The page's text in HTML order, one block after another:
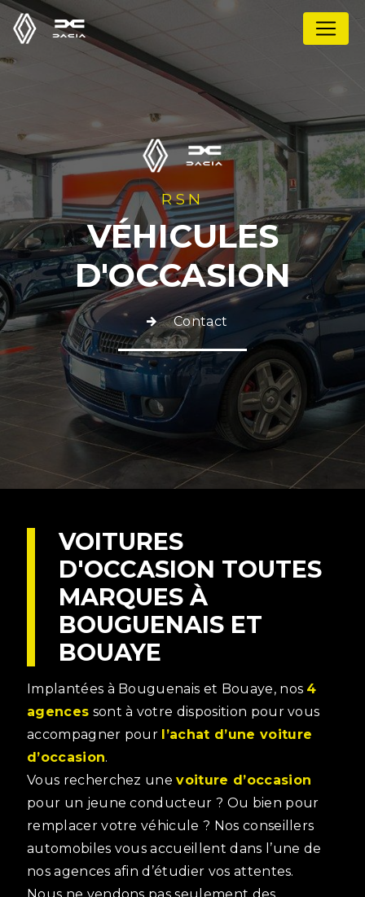
RSN
VÉHICULES
D'OCCASION
Contact
VOITURES
D'OCCASION TOUTES
MARQUES À
BOUGUENAIS ET
BOUAYE
Implantées à Bouguenais et Bouaye, nos 4
agences sont à votre disposition pour vous
accompagner pour l’achat d’une voiture
d’occasion.
Vous recherchez unevoiture d’occasion
pour un jeune conducteur ? Ou bien pour
remplacer votre véhicule ? Nos conseillers
automobiles vous accueillent dans l’une de
nos agences afin d’étudier vos attentes.
Panneau de gestion des cookies